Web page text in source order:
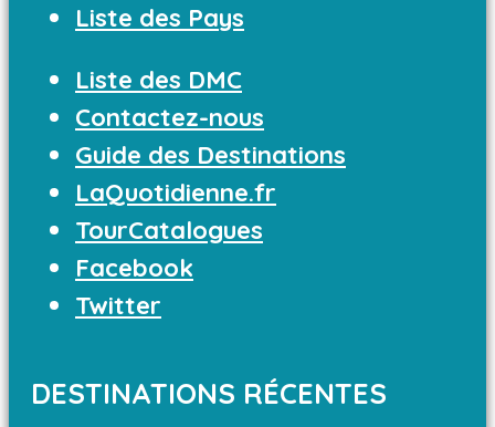
Liste des Pays
Liste des DMC
Contactez-nous
Guide des Destinations
LaQuotidienne.fr
TourCatalogues
Facebook
Twitter
DESTINATIONS RÉCENTES